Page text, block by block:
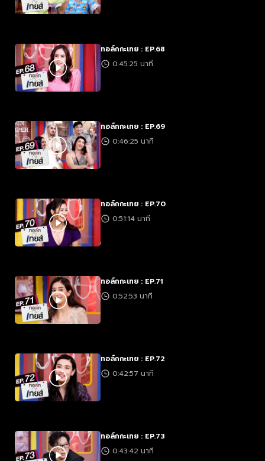
ทอล์กกะเทย : EP.68
0:45:25 นาที
ทอล์กกะเทย : EP.69
0:46:25 นาที
ทอล์กกะเทย : EP.70
0:51:14 นาที
ทอล์กกะเทย : EP.71
0:52:53 นาที
ทอล์กกะเทย : EP.72
0:42:57 นาที
ทอล์กกะเทย : EP.73
0:43:42 นาที